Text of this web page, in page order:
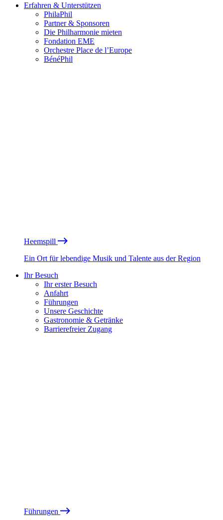
Erfahren & Unterstützen
PhilaPhil
Partner & Sponsoren
Die Philharmonie mieten
Fondation EME
Orchestre Place de l’Europe
BénéPhil
Heemspill
Ein Ort für lebendige Musik und Talente aus der Region
Ihr Besuch
Ihr erster Besuch
Anfahrt
Führungen
Unsere Geschichte
Gastronomie & Getränke
Barrierefreier Zugang
Führungen